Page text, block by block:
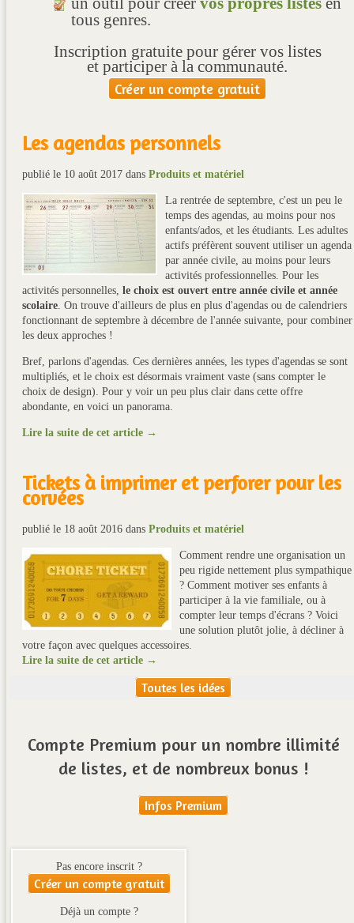
tous genres.
Inscription gratuite pour gérer vos listes
et participer à la communauté.
Créer un compte gratuit
Les agendas personnels
publié le 10 août 2017 dans Produits et matériel
La rentrée de septembre, c'est un peu le
temps des agendas, au moins pour nos
enfants/ados, et les étudiants. Les adultes
actifs préfèrent souvent utiliser un agenda
par année civile, au moins pour leurs
activités professionnelles. Pour les
activités personnelles, le choix est ouvert entre année civile et année
scolaire . On trouve d'ailleurs de plus en plus d'agendas ou de calendriers
fonctionnant de septembre à décembre de l'année suivante, pour combiner
les deux approches !
Bref, parlons d'agendas. Ces dernières années, les types d'agendas se sont
multipliés, et le choix est désormais vraiment vaste (sans compter le
choix de design). Pour y voir un peu plus clair dans cette offre
abondante, en voici un panorama.
Lire la suite de cet article →
Tickets à imprimer et perforer pour les
corvées
publié le 18 août 2016 dans Produits et matériel
Comment rendre une organisation un
peu rigide nettement plus sympathique
? Comment motiver ses enfants à
participer à la vie familiale, ou à
compter leur temps d'écrans ? Voici
une solution plutôt jolie, à décliner à
votre façon avec quelques accessoires.
Lire la suite de cet article →
Toutes les idées
Compte Premium pour un nombre illimité
de listes, et de nombreux bonus !
Infos Premium
Pas encore inscrit ?
Créer un compte gratuit
Déjà un compte ?